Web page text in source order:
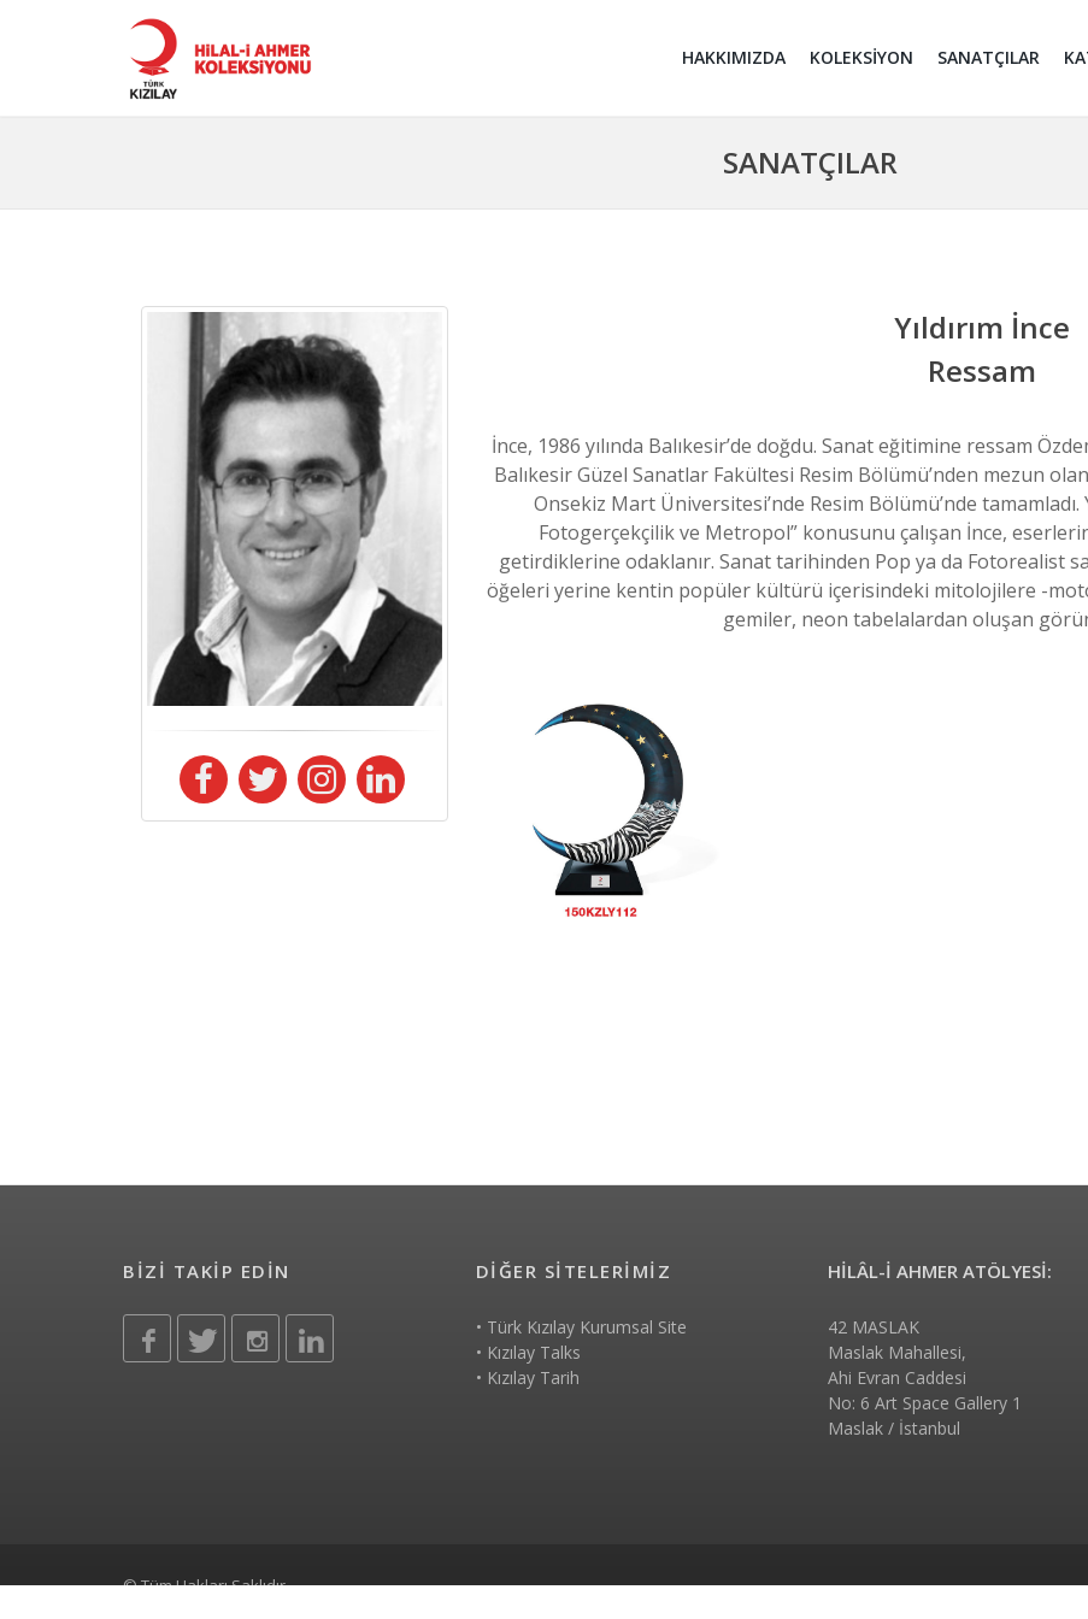
HAKKIMIZDA KOLEKSİYON SANATÇILAR
SANATÇILAR
Yıldırım İnce
Ressam
İnce, 1986 yılında Balıkesir’de doğdu. Sanat eğitimine ressam
Balıkesir Güzel Sanatlar Fakültesi Resim Bölümü’nden mezun
Onsekiz Mart Üniversitesi’nde Resim Bölümü’nde
Fotogerçekçilik ve Metropol” konusunu çalışan İnce,
getirdiklerine odaklanır. Sanat tarihinden Pop ya da Fotorealist
öğeleri yerine kentin popüler kültürü içerisindeki mitolojilere -
gemiler, neon tabelalardan oluşan
BİZİ TAKİP EDİN DİĞER SİTELERİMİZ
• Türk Kızılay Kurumsal Site
• Kızılay Talks
• Kızılay Tarih
HİLÂL-İ AHMER ATÖLYESİ:
42 MASLAK
Maslak Mahallesi,
Ahi Evran Caddesi
No: 6 Art Space Gallery 1
Maslak / İstanbul
© Tüm Hakları Saklıdır